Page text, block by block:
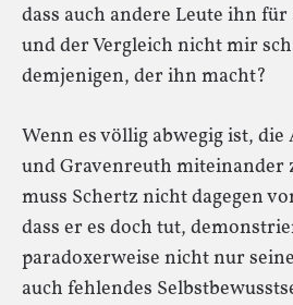
dass auch andere Leute ihn
und der Vergleich nicht mir
demjenigen, der ihn macht?
Wenn es völlig abwegig ist,
und Gravenreuth miteinander
muss Schertz nicht dagegen
dass er es doch tut,
paradoxerweise nicht nur
auch fehlendes